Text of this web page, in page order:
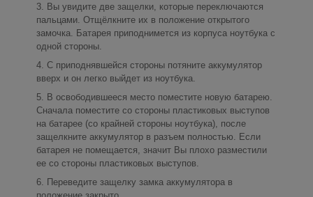
Вы увидите две защелки, которые переключаются
пальцами. Отщёлкните их в положение открытого
замочка. Батарея приподнимется из корпуса ноутбука с
одной стороны.
С приподнявшейся стороны потяните аккумулятор
вверх и он легко выйдет из ноутбука.
В освободившееся место поместите новую батарею.
Сначала поместите со стороны пластиковых выступов
на батарее (со крайней стороны ноутбука), после
защелкните аккумулятор в разъем полностью. Если
батарея не помещается, значит Вы плохо разместили
ее со стороны пластиковых выступов.
Переведите защелку замка аккумулятора в